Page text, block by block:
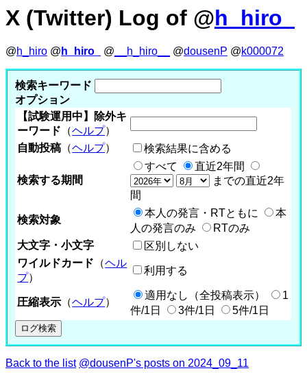
X (Twitter) Log of @h_hiro_
@h_hiro @ h_hiro_ @ __h_hiro__ @dousenP @k000072
検索キーワード
オプション
【試験運用中】除外キ
ーワード （ヘルプ）
自動投稿 （ヘルプ） 検索結果に含める
検索する期間
すべて
直近2年間
までの直近2年
間
検索対象
本人の発言・RTともに
本
人の発言のみ
RTのみ
大文字・小文字
区別しない
ワイルドカード （ヘル
プ）
利用する
圧縮表示 （ヘルプ）
適用なし（全投稿表示）
1
件/1日
3件/1日 5件/1日
Back to the list @dousenP's posts on 2024_09_11